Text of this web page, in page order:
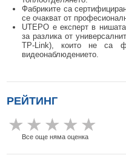
Фабриките са
се очакват от
UTEPO е експерт в
за разлика от
TP-Link), които не са
видеонаблюдението.
РЕЙТИНГ
Все още няма оценка